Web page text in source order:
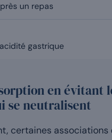
un repas
gastrique
en évitant
se neutralisent
certaines associations